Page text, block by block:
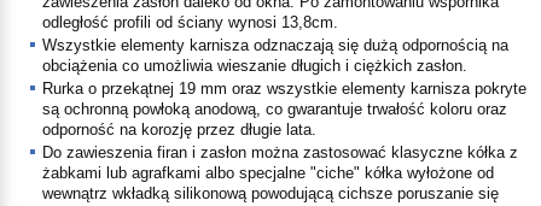
odległość profili od ściany wynosi 13,8cm.
Wszystkie elementy karnisza odznaczają się dużą odpornością na
obciążenia co umożliwiawieszanie długich i ciężkich zasłon.
Rurka o przekątnej 19 mm oraz wszystkie elementy karnisza pokryte
są ochronną powłoką anodową, co gwarantuje trwałość koloru oraz
odporność na korozję przez długie lata.
Do zawieszenia firan i zasłon można zastosować klasyczne kółka z
żabkami lub agrafkami albo specjalne "ciche" kółka wyłożone od
wewnątrz wkładką silikonową powodującą cichsze poruszanie się